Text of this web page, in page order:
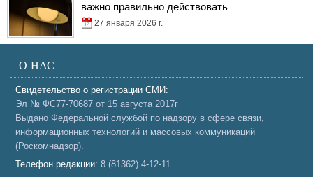
важно правильно действовать
27 января 2026 г.
О НАС
Свидетельство о регистрации СМИ:
Эл № ФС77-70687 от 15 августа 2017г
Выдано Федеральной службой по надзору в сфере связи,
информационных технологий и массовых коммуникаций
(Роскомнадзор).
Телефон редакции: 8 (81362) 4-12-11